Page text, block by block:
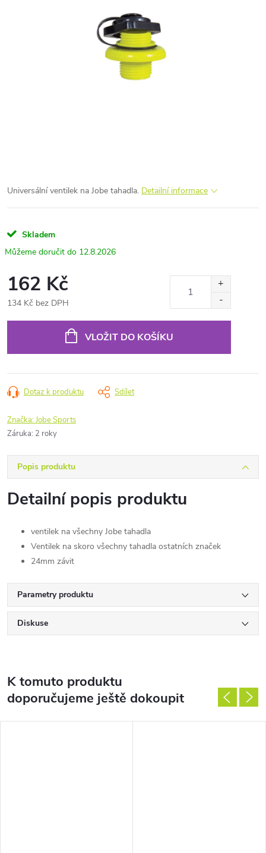
Universální ventilek na Jobe tahadla. Detailní informace
Skladem
12.8.2026
162 Kč
134 Kč bez DPH
VLOŽIT DO KOŠÍKU
Dotaz k produktu Sdílet
Značka:Jobe Sports
Záruka: 2 roky
Popis produktu
Detailní popis produktu
ventilek na všechny Jobe tahadla
Ventilek na skoro všechny tahadla ostatních značek
24mm závit
Parametry produktu
Diskuse
K tomuto produktu
doporučujeme ještě dokoupit